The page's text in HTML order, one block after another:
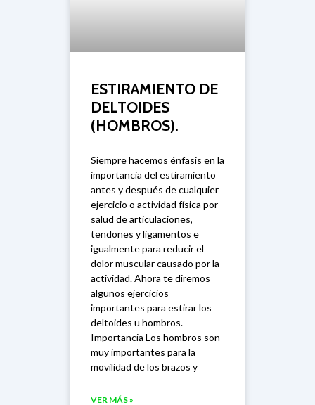
ESTIRAMIENTO DE
DELTOIDES
(HOMBROS).
Siempre hacemos énfasis en la
importancia del estiramiento
antes y después de cualquier
ejercicio o actividad física por
salud de articulaciones,
tendones y ligamentos e
igualmente para reducir el
dolor muscular causado por la
actividad. Ahora te diremos
algunos ejercicios
importantes para estirar los
deltoides u hombros.
Importancia Los hombros son
muy importantes para la
movilidad de los brazos y
VER MÁS »